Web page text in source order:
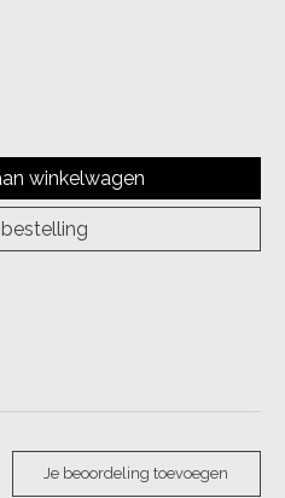
winkelwagen
Je beoordeling toevoegen